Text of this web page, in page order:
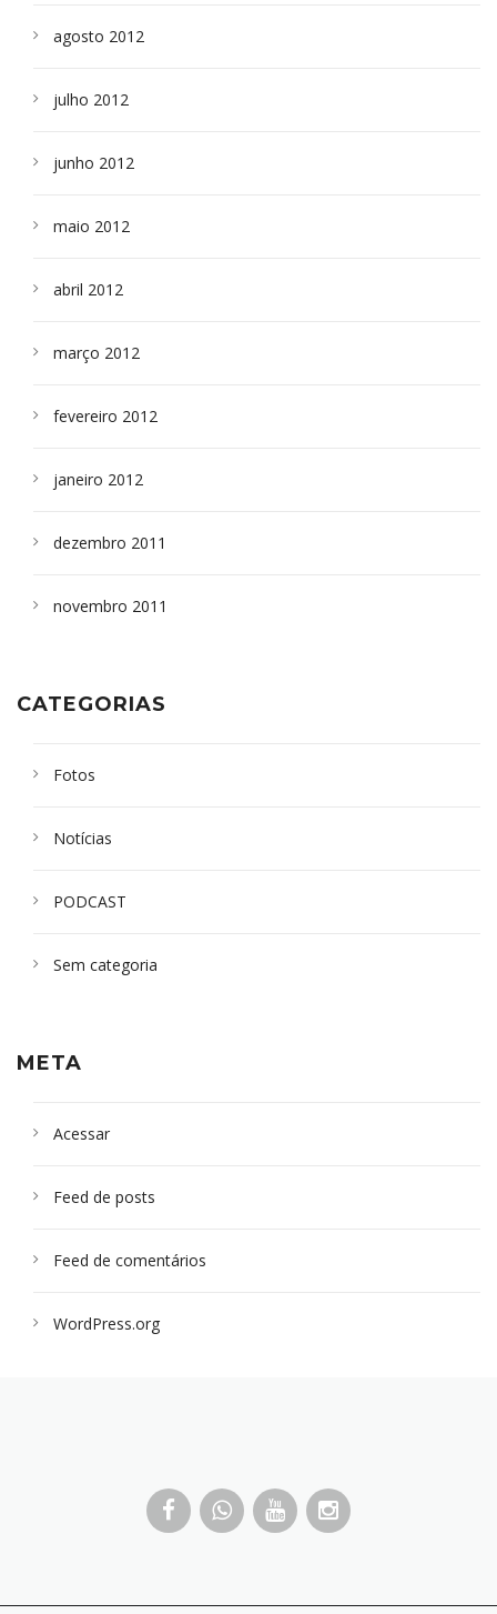
agosto 2012
julho 2012
junho 2012
maio 2012
abril 2012
março 2012
fevereiro 2012
janeiro 2012
dezembro 2011
novembro 2011
CATEGORIAS
Fotos
Notícias
PODCAST
Sem categoria
META
Acessar
Feed de posts
Feed de comentários
WordPress.org